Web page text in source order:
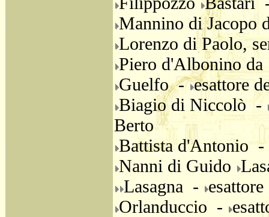
Mannino di Jacopo
Lorenzo di Paolo,
Piero d'Albonino da
Guelfo - esattore
Biagio di Niccolò -
Berto
Battista d'Antonio -
Nanni di Guido
Lasagna -
Orlanduccio -